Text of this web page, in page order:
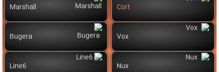
Cort
Marshall
Vox
Bugera
Nux
Line6